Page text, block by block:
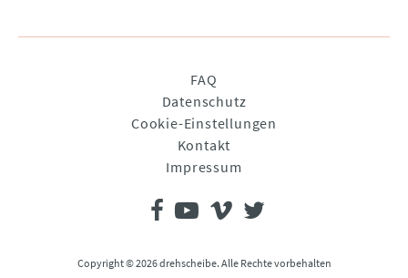
FAQ
Datenschutz
Cookie-Einstellungen
Kontakt
Impressum
Copyright © 2026 drehscheibe. Alle Rechte vorbehalten